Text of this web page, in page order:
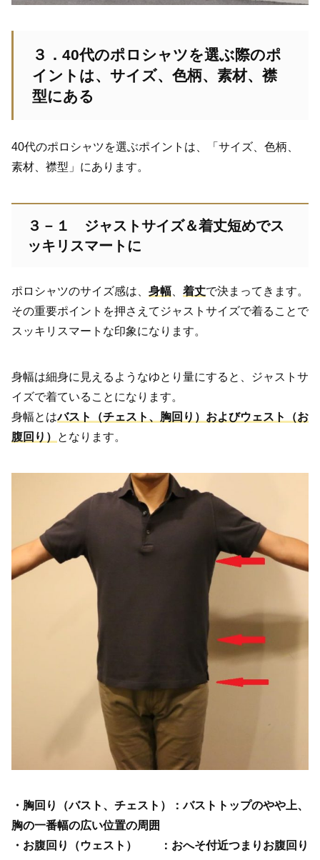
３．40代のポロシャツを選ぶ際のポ
イントは、サイズ、色柄、素材、襟
型にある
40代のポロシャツを選ぶポイントは、「サイズ、色柄、
素材、襟型」にあります。
３－１ ジャストサイズ＆着丈短めでス
ッキリスマートに
ポロシャツのサイズ感は、 身幅、 着丈で決まってきます。
その重要ポイントを押さえてジャストサイズで着ることで
スッキリスマートな印象になります。
身幅は細身に見えるようなゆとり量にすると、ジャストサ
イズで着ていることになります。
身幅とはバスト（チェスト、胸回り）およびウェスト（お
腹回り）
となります。
・胸回り（バスト、チェスト）：バストトップのやや上、
胸の一番幅の広い位置の周囲
・お腹回り（ウェスト） ：おへそ付近つまりお腹回り